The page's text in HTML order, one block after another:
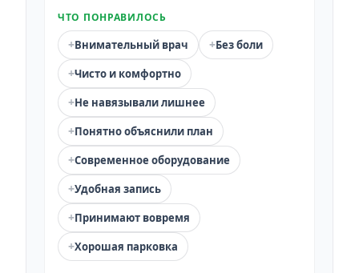
ЧТО ПОНРАВИЛОСЬ
+Внимательный врач +Без боли
+Чисто и комфортно
+Не навязывали лишнее
+Понятно объяснили план
+Современное оборудование
+Удобная запись
+Принимают вовремя
+Хорошая парковка